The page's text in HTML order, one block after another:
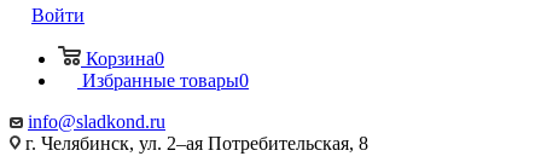
Войти
Корзина0
Избранные товары0
info@sladkond.ru
г. Челябинск, ул. 2–ая Потребительская, 8